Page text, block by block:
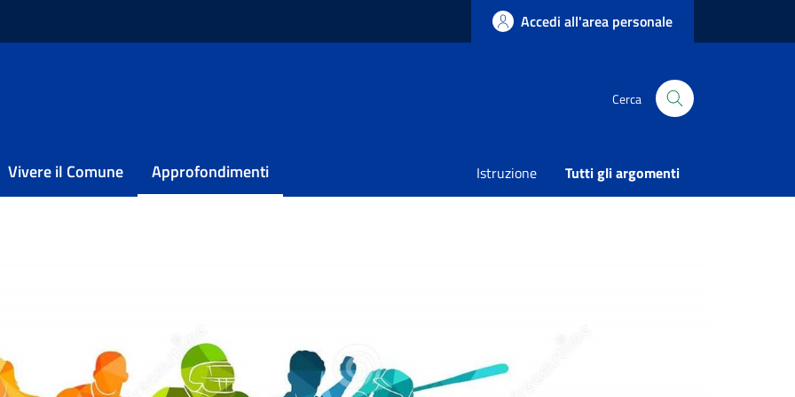
Accedi all'area personale
Cerca
Vivere il Comune Approfondimenti Istruzione Tutti gli argomenti
di Pescara